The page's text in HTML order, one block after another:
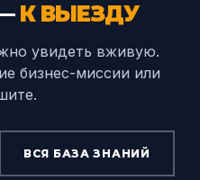
К ВЫЕЗДУ
увидеть вживую.
бизнес-миссии или
ВСЯ БАЗА ЗНАНИЙ